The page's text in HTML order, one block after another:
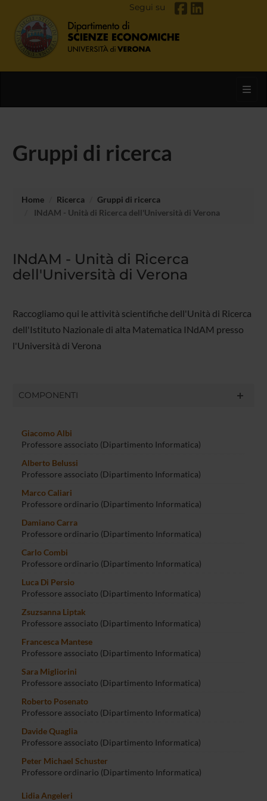
Segui su
Gruppi di ricerca
Home Ricerca
Gruppi di ricerca
INdAM - Unità di Ricerca dell'Università di Verona
INdAM - Unità di Ricerca
dell'Università di Verona
Raccogliamo qui le attività scientifiche dell'Unità di Ricerca
dell'Istituto Nazionale di alta Matematica INdAM presso
l'Università di Verona
COMPONENTI
Giacomo Albi
Professore associato (Dipartimento Informatica)
Alberto Belussi
Professore associato (Dipartimento Informatica)
Marco Caliari
Professore ordinario (Dipartimento Informatica)
Damiano Carra
Professore ordinario (Dipartimento Informatica)
Carlo Combi
Professore ordinario (Dipartimento Informatica)
Luca Di Persio
Professore associato (Dipartimento Informatica)
Zsuzsanna Liptak
Professore associato (Dipartimento Informatica)
Francesca Mantese
Professore associato (Dipartimento Informatica)
Sara Migliorini
Professore associato (Dipartimento Informatica)
Roberto Posenato
Professore associato (Dipartimento Informatica)
Davide Quaglia
Professore associato (Dipartimento Informatica)
Peter Michael Schuster
Professore ordinario (Dipartimento Informatica)
Lidia Angeleri